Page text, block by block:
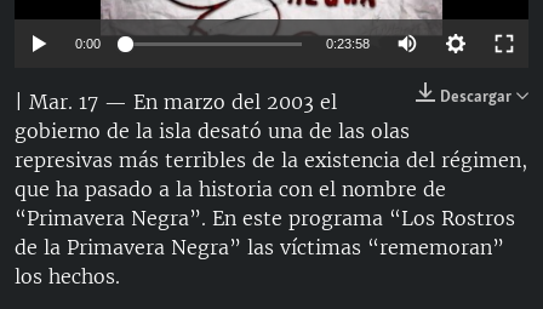
RADIO MARTÍ
ESPECIALES
LA REALIDAD DE LA VIVIENDA EN CUBA
SER VIEJO EN CUBA
KENTU-CUBANO
LOS SANTOS DE HIALEAH
MULTIMEDIA
EDITORIALES
SÍGUENOS
0:00 0:23:58
Descargar
| Mar. 17 — En marzo del 2003 el
gobierno de la isla desató una de las olas
represivas más terribles de la existencia del régimen,
que ha pasado a la historia con el nombre de
“Primavera Negra”. En este programa “Los Rostros
de la Primavera Negra” las víctimas “rememoran”
los hechos.